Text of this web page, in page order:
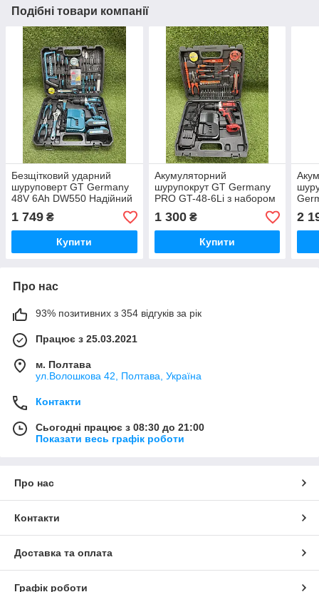
Подібні товари компанії
Безщітковий ударний
шуруповерт GT Germany
48V 6Ah DW550 Надійний
шуруповерт для дому 95
Нм з набором
інструментів
1 749 ₴
Купити
Акумуляторний
шурупокрут GT Germany
PRO GT-48-6Li з набором
інструментів і гнучким
валом Німеччина в кейсі
1 300₴
Купити
2
Про нас
93% позитивних з 354 відгуків за рік
Працює з 25.03.2021
м. Полтава
ул.Волошкова 42, Полтава, Україна
Контакти
Сьогодні працює з 08:30 до 21:00
Показати весь графік роботи
Про нас
Контакти
Доставка та оплата
Графік роботи